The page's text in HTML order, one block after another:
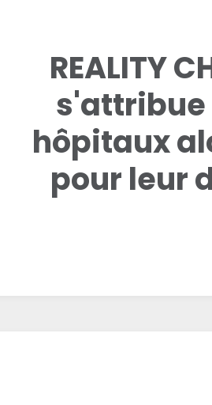
REALITY
s'attribue
hôpitaux
pour leur